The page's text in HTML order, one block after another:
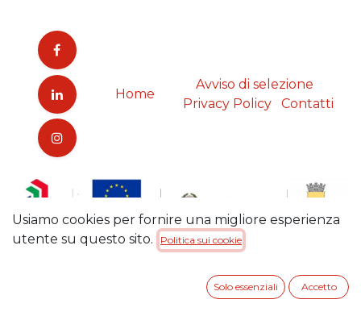
Home
Avviso di selezione
Privacy Policy
Contatti
Usiamo cookies per fornire una migliore esperienza
utente su questo sito.
Politica sui cookie
Solo essenziali Accetto